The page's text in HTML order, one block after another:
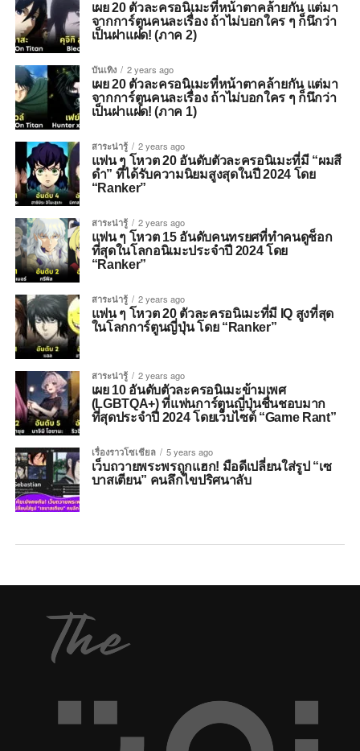
เผย 20 ตัวละครอนิเมะที่หน้าตาคล้ายกัน แต่มา
จากการ์ตูนคนละเรื่อง ถ้าไม่บอกใคร ๆ ก็นึกว่า
เป็นฝาแฝด! (ภาค 2)
บันเทิง 2 years ago
เผย 20 ตัวละครอนิเมะที่หน้าตาคล้ายกัน แต่มา
จากการ์ตูนคนละเรื่อง ถ้าไม่บอกใคร ๆ ก็นึกว่า
เป็นฝาแฝด! (ภาค 1)
สาระน่ารู้ 2 years ago
แฟน ๆ โหวต 20 อันดับตัวละครอนิเมะที่มี “ผมสี
ดำ” ที่ได้รับความนิยมสูงสุดในปี 2024 โดย
“Ranker”
สาระน่ารู้ 2 years ago
แฟน ๆ โหวต 15 อันดับคนทรยศที่ทำคนดูช็อก
ที่สุดในโลกอนิเมะประจำปี 2024 โดย
“Ranker”
สาระน่ารู้ 2 years ago
แฟน ๆ โหวต 20 ตัวละครอนิเมะที่มี IQ สูงที่สุด
ในโลกการ์ตูนญี่ปุ่น โดย “Ranker”
สาระน่ารู้ 2 years ago
เผย 10 อันดับตัวละครอนิเมะข้ามเพศ
(LGBTQA+) ที่แฟนการ์ตูนญี่ปุ่นชื่นชอบมาก
ที่สุดประจำปี 2024 โดยเว็บไซต์ “Game Rant”
เรื่องราวโซเชียล 5 years ago
เว็บถวายพระพรถูกแฮก! มือดีเปลี่ยนใส่รูป “เซ
บาสเตียน” คนลึกไขปริศนาลับ